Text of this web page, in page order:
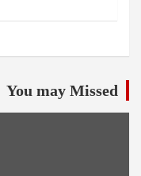
You may Missed